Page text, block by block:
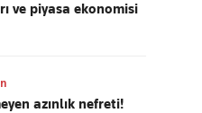
ve piyasa ekonomisi
azınlık nefreti!